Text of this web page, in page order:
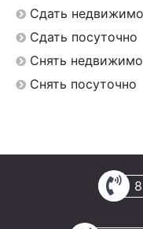
Сдать
Сдать посуточно
Снять
Снять посуточно